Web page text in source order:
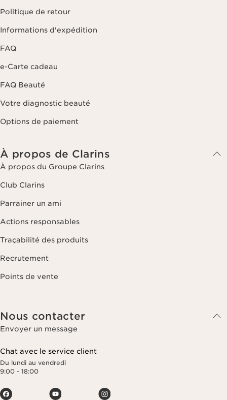
Politique de retour
Informations d'expédition
FAQ
e-Carte cadeau
FAQ Beauté
Votre diagnostic beauté
Options de paiement
À propos de Clarins
À propos du Groupe Clarins
Club Clarins
Parrainer un ami
Actions responsables
Traçabilité des produits
Recrutement
Points de vente
Nous contacter
Envoyer un message
Chat avec le service client
Du lundi au vendredi
9:00 - 18:00